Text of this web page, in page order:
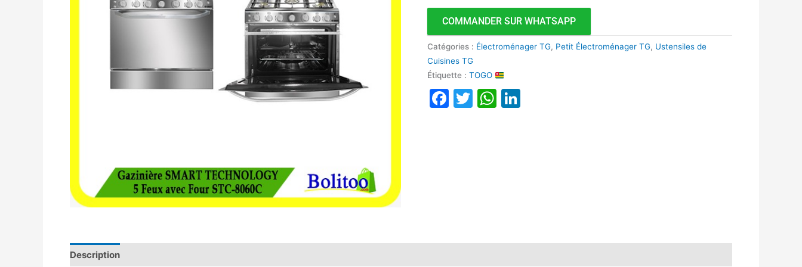
STC-
8060C
COMMANDER SUR WHATSAPP
Catégories : Électroménager TG, Petit Électroménager TG, Ustensiles de
Cuisines TG
Étiquette :TOGO
Facebook
TwitterWhatsApp
Description